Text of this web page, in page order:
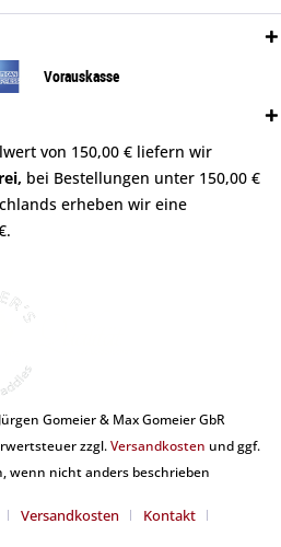
Vorauskasse
von 150,00 € liefern wir
bei Bestellungen unter 150,00 €
erheben wir eine
Gomeier & Max Gomeier GbR
zzgl.Versandkosten und ggf.
wenn nicht anders beschrieben
Versandkosten
Kontakt